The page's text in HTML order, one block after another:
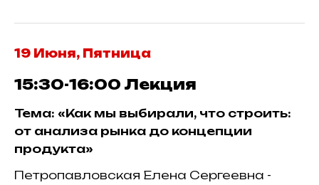
19 Июня, Пятница
15:30-16:00 Лекция
Тема: «Как мы выбирали, что строить:
от анализа рынка до концепции
продукта»
Петропавловская Елена Сергеевна -